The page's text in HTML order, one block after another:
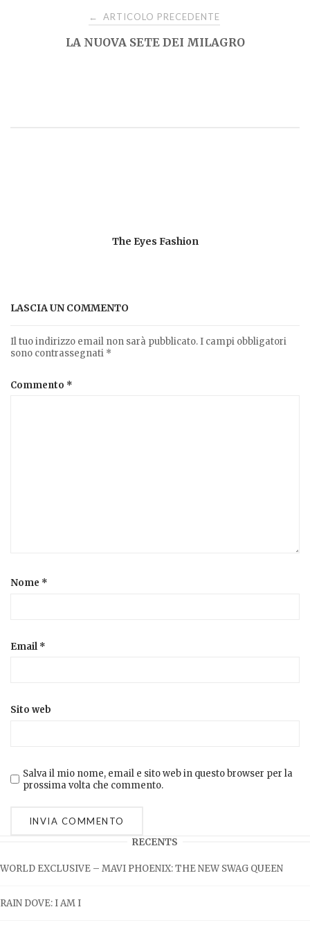
Navigazione
articoli
← ARTICOLO PRECEDENTE
LA NUOVA SETE DEI MILAGRO
The Eyes Fashion
LASCIA UN COMMENTO
Il tuo indirizzo email non sarà pubblicato. I campi obbligatori
sono contrassegnati *
Commento *
Nome *
Email *
Sito web
Salva il mio nome, email e sito web in questo browser per la
prossima volta che commento.
RECENTS
WORLD EXCLUSIVE – MAVI PHOENIX: THE NEW SWAG QUEEN
RAIN DOVE: I AM I